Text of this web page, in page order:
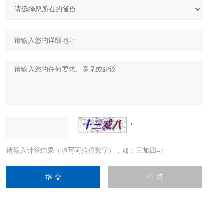
请输入计算结果（填写阿拉伯数字），如：三加四=7